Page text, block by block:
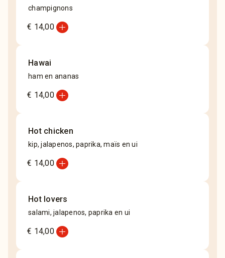
champignons
€ 14,00add_circle
Hawai
ham en ananas
€ 14,00add_circle
Hot chicken
kip, jalapenos, paprika, maïs en ui
€ 14,00add_circle
Hot lovers
salami, jalapenos, paprika en ui
€ 14,00add_circle